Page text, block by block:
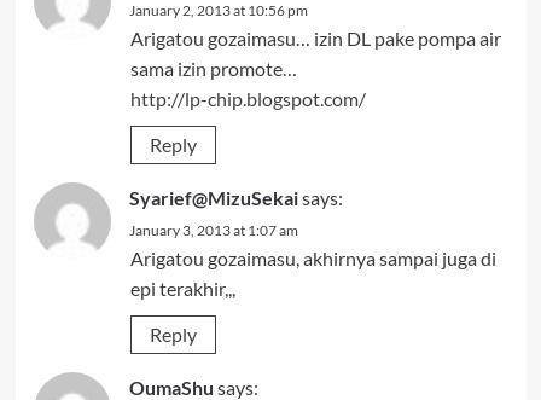
January 2, 2013 at 10:56 pm
Arigatou gozaimasu… izin DL pake pompa air
sama izin promote…
http://lp-chip.blogspot.com/
Reply
Syarief@MizuSekaisays:
January 3, 2013 at 1:07 am
Arigatou gozaimasu, akhirnya sampai juga di
epi terakhir,,,
Reply
OumaShu says: